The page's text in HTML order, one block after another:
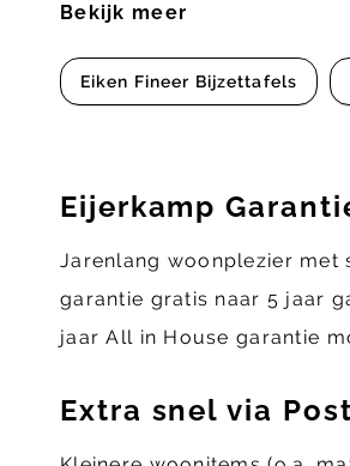
Bekijk meer
Eiken Fineer Bijzettafels
Eijerkamp
Jarenlang woonplezier met
garantie gratis naar 5 jaar
jaar All in House garantie
Extra snel via